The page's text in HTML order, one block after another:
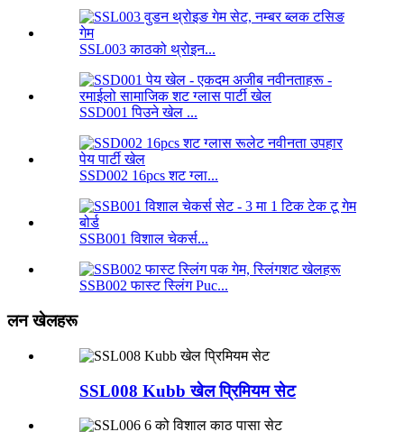
SSL003 काठको थ्रोइन...
SSD001 पिउने खेल ...
SSD002 16pcs शट ग्ला...
SSB001 विशाल चेकर्स...
SSB002 फास्ट स्लिंग Puc...
लन खेलहरू
SSL008 Kubb खेल प्रिमियम सेट